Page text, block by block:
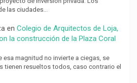
las ciudades…
en Colegio de Arquitectos de Loja,
la construcción de la Plaza Coral
esa magnitud no invierte a ciegas, se
tienen resueltos todos, caso contrario el